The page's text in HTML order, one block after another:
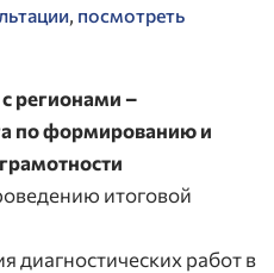
, посмотреть
регионами –
по формированию и
итоговой
диагностических работ в